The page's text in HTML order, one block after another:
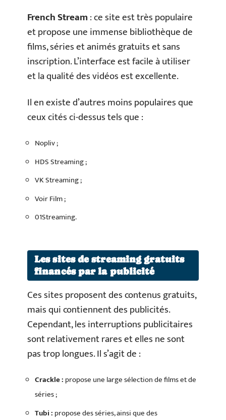
French Stream: ce site est très populaire
et propose une immense bibliothèque de
films, séries et animés gratuits et sans
inscription. L’interface est facile à utiliser
et la qualité des vidéos est excellente.
Il en existe d’autres moins populaires que
ceux cités ci-dessus tels que :
Nopliv ;
HDS Streaming ;
VK Streaming ;
Voir Film ;
01Streaming.
Les sites de streaming gratuits
financés par la publicité
Ces sites proposent des contenus gratuits,
mais qui contiennent des publicités.
Cependant, les interruptions publicitaires
sont relativement rares et elles ne sont
pas trop longues. Il s’agit de :
Crackle : propose une large sélection de films et de
séries ;
Tubi : propose des séries, ainsi que des